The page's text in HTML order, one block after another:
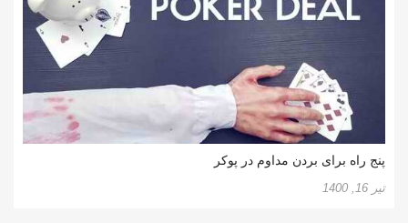
پنج راه برای بردن مداوم در پوکر
تیر 16, 1400